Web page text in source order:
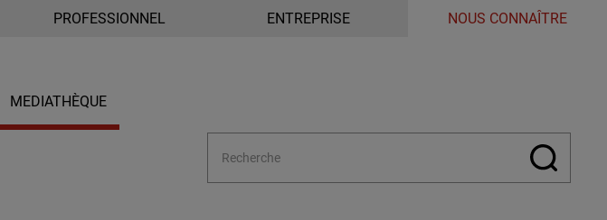
PROFESSIONNEL ENTREPRISE NOUS CONNAÎTRE
MEDIATHÈQUE